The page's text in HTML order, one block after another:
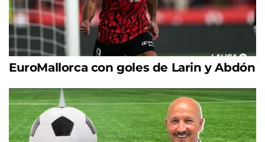
EuroMallorca con goles de Larin y Abdón